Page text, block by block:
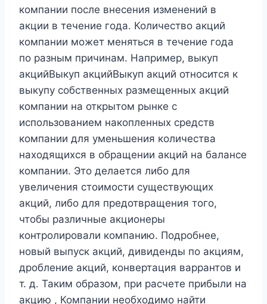
компании после внесения изменений в
акции в течение года. Количество акций
компании может меняться в течение года
по разным причинам. Например, выкуп
акцийВыкуп акцийВыкуп акций относится к
выкупу собственных размещенных акций
компании на открытом рынке с
использованием накопленных средств
компании для уменьшения количества
находящихся в обращении акций на балансе
компании. Это делается либо для
увеличения стоимости существующих
акций, либо для предотвращения того,
чтобы различные акционеры
контролировали компанию. Подробнее,
новый выпуск акций, дивиденды по акциям,
дробление акций, конвертация варрантов и
т. д. Таким образом, при расчете прибыли на
акцию , Компании необходимо найти